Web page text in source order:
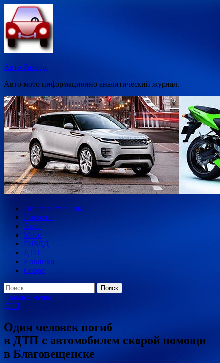
Перейти
содержимому
Авто-Разбор.
Авто-мото информационно аналитический журнал.
Главная страница
Новости
Авто
Мото
ГИБДД
ДТП
Новинки
Спорт
Найти:
Главное меню
ДТП
Один человек погиб
в ДТП с автомобилем скорой помощи
в Благовещенске